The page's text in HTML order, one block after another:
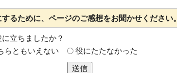
るために、ページのご感想をお聞かせください。
立ちましたか？
らともいえない 役にたたなかった
送信